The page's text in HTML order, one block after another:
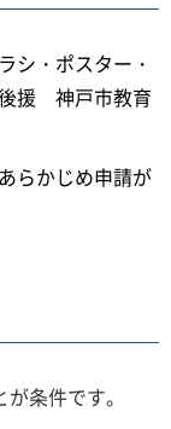
シ・ポスター・
援 神戸市教育
らかじめ申請が
条件です。